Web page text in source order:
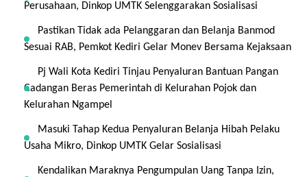
Perusahaan, Dinkop UMTK Selenggarakan Sosialisasi
Pastikan Tidak ada Pelanggaran dan Belanja Banmod
Sesuai RAB, Pemkot Kediri Gelar Monev Bersama Kejaksaan
Pj Wali Kota Kediri Tinjau Penyaluran Bantuan Pangan
Cadangan Beras Pemerintah di Kelurahan Pojok dan
Kelurahan Ngampel
Masuki Tahap Kedua Penyaluran Belanja Hibah Pelaku
Usaha Mikro, Dinkop UMTK Gelar Sosialisasi
Kendalikan Maraknya Pengumpulan Uang Tanpa Izin,